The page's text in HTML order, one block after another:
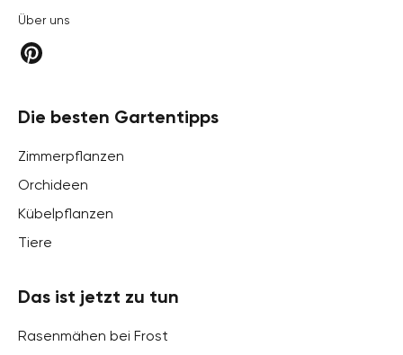
Über uns
Die besten Gartentipps
Zimmerpflanzen
Orchideen
Kübelpflanzen
Tiere
Das ist jetzt zu tun
Rasenmähen bei Frost